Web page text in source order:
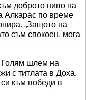
доброто ниво на
Алкарас по време
„Защото на
съм спокоен, мога
Голям шлем на
с титлата в Доха.
към победи в